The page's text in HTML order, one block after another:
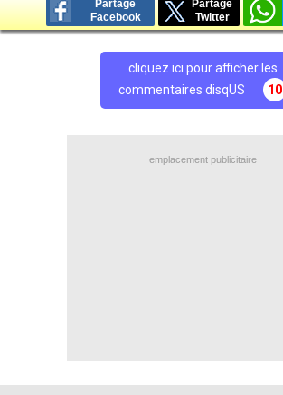
Partage
Facebook
Partage
Twitter
cliquez ici pour afficher les
commentaires disqUS
10
emplacement publicitaire